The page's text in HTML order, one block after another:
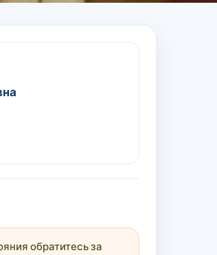
обратитесь за